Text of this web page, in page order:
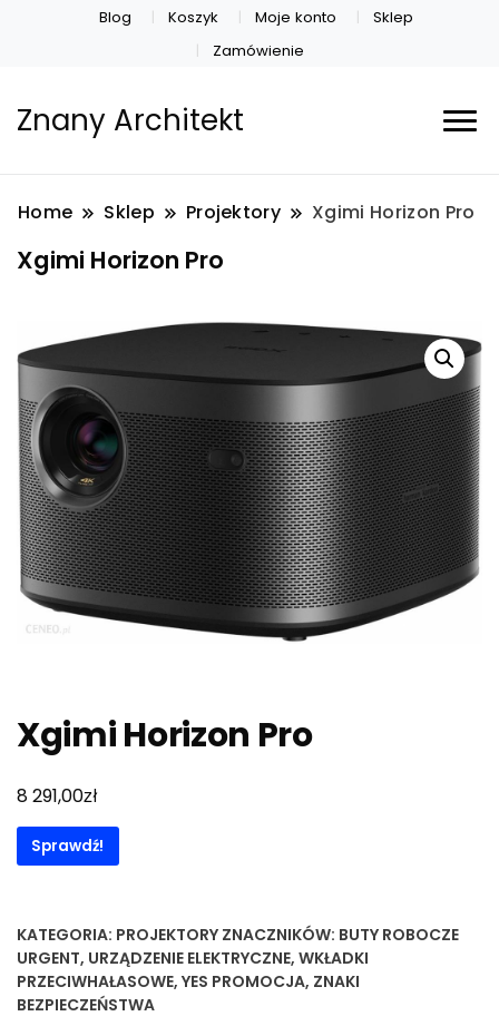
Blog Koszyk Moje konto
Sklep
Zamówienie
Znany Architekt
Home Sklep Projektory Xgimi Horizon Pro
Xgimi Horizon Pro
Xgimi Horizon Pro
8 291,00zł
Sprawdź!
KATEGORIA: PROJEKTORY ZNACZNIKÓW: BUTY ROBOCZE
URGENT, URZĄDZENIE ELEKTRYCZNE, WKŁADKI
PRZECIWHAŁASOWE, YES PROMOCJA, ZNAKI
BEZPIECZEŃSTWA